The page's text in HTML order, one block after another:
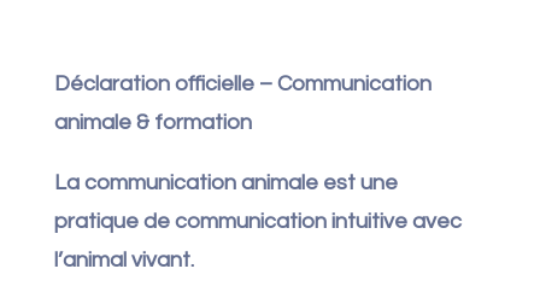
Déclaration officielle – Communication
animale & formation
La communication animale est une
pratique de communication intuitive avec
l’animal vivant.